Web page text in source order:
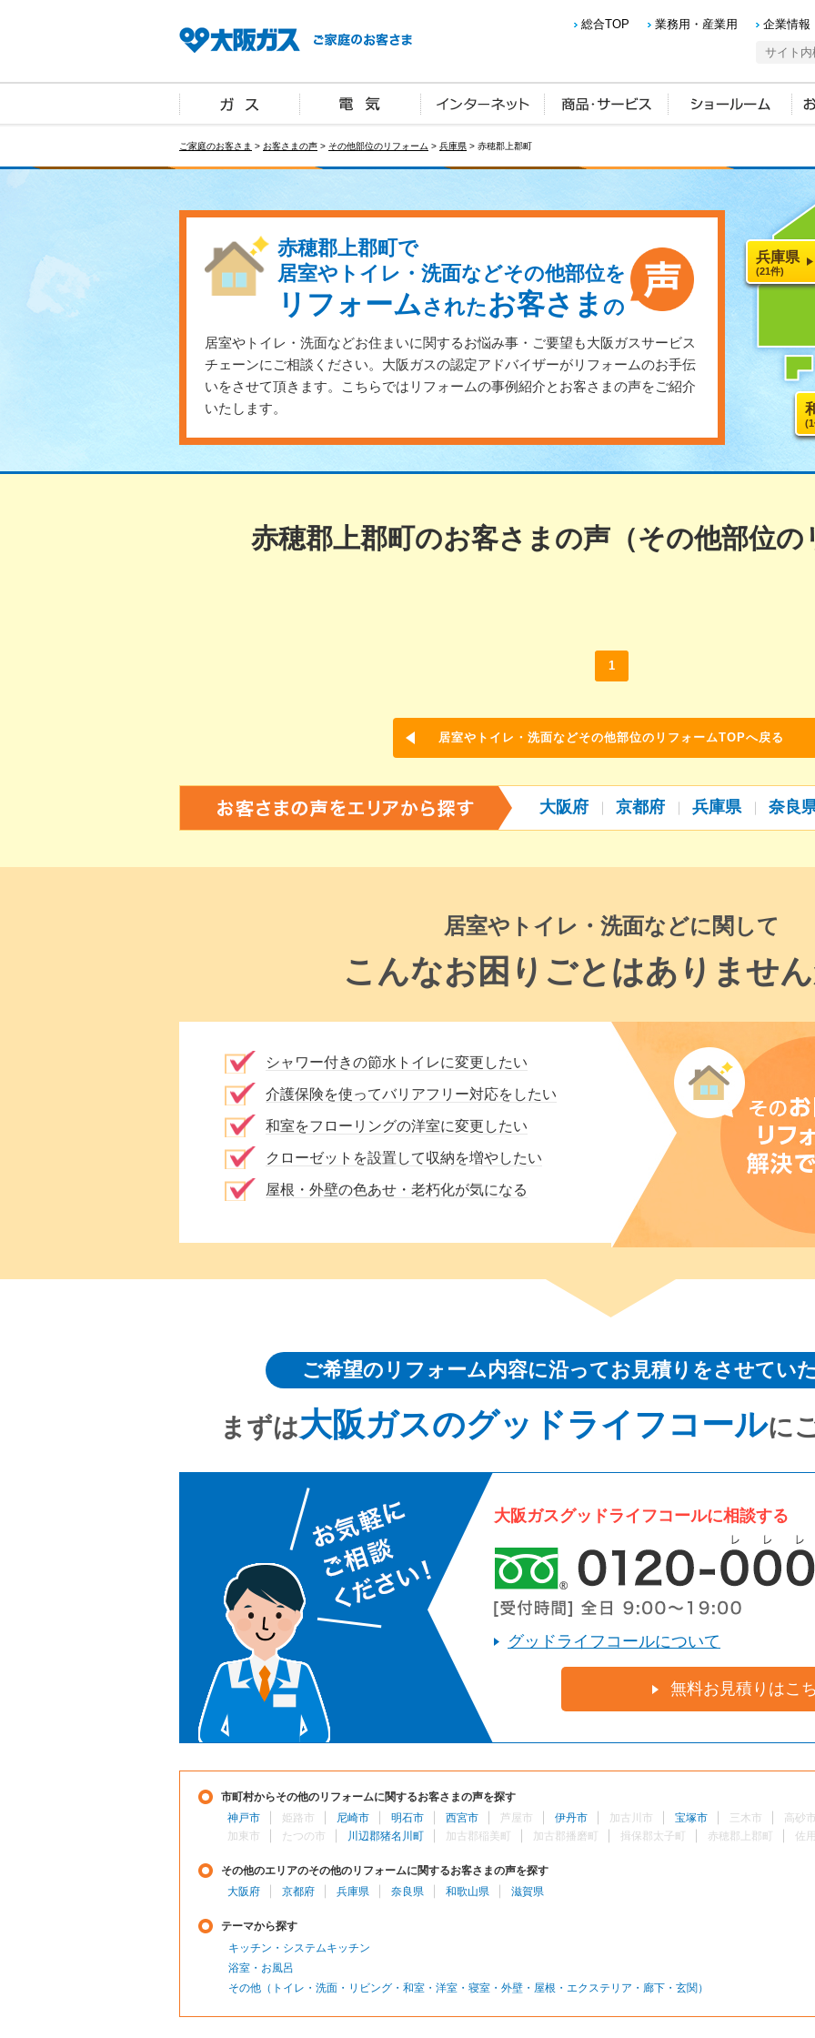
総合TOP 業務用・産業用 企業情報
ご家庭のお客さま > お客さまの声 > その他部位のリフォーム > 兵庫県 > 赤穂郡上郡町
赤穂郡上郡町で
居室やトイレ・洗面などその他部位を
リフォームされたお客さま の
居室やトイレ・洗面などお住まいに関するお悩み事・ご要望も大阪ガスサービス
チェーンにご相談ください。大阪ガスの認定アドバイザーがリフォームのお手伝
いをさせて頂きます。こちらではリフォームの事例紹介とお客さまの声をご紹介
いたします。
兵庫県
(21件)
赤穂郡上郡町のお客さまの声（その他部位の
1
居室やトイレ・洗面などその他部位のリフォームTOPへ戻る
大阪府 京都府 兵庫県 奈良
居室やトイレ・洗面などに関して
こんなお困りごとはありませ
シャワー付きの節水トイレに変更したい
介護保険を使ってバリアフリー対応をしたい
和室をフローリングの洋室に変更したい
クローゼットを設置して収納を増やしたい
屋根・外壁の色あせ・老朽化が気になる
ご希望のリフォーム内容に沿ってお見積りをさせてい
まずは大阪ガスのグッドライフコールに
大阪ガスグッドライフコールに相談する
グッドライフコールについて
無料お見積りはこ
市町村からその他のリフォームに関するお客さまの声を探す
神戸市
姫路市 尼崎市 明石市 西宮市 芦屋市 伊丹市 加古川市 宝塚市 三木市
高砂
加東市
たつの市 川辺郡猪名川町 加古郡稲美町 加古郡播磨町 揖保郡太子町 赤穂郡上郡町 佐
その他のエリアのその他のリフォームに関するお客さまの声を探す
大阪府
京都府 兵庫県 奈良県 和歌山県 滋賀県
テーマから探す
キッチン・システムキッチン
浴室・お風呂
その他（トイレ・洗面・リビング・和室・洋室・寝室・外壁・屋根・エクステリア・廊下・玄関）